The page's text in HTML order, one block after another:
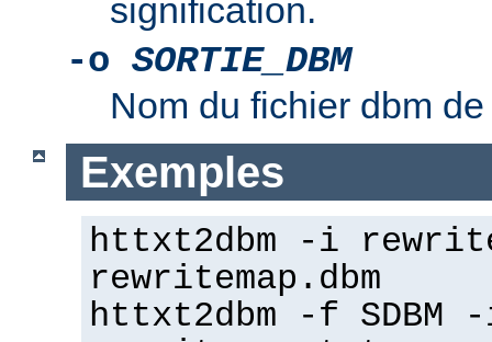
signification.
-o SORTIE_DBM
Nom du fichier dbm
Exemples
httxt2dbm -i
rewritemap.dbm
httxt2dbm -f SDBM